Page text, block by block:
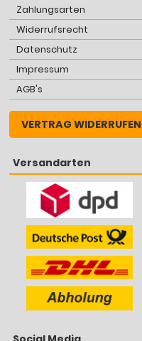
Zahlungsarten
Widerrufsrecht
Datenschutz
Impressum
AGB's
VERTRAG WIDERRUFEN
Versandarten